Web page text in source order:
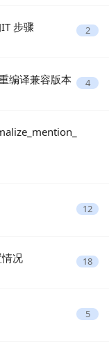
步骤 2
编译兼容版本 4
12
况 18
5